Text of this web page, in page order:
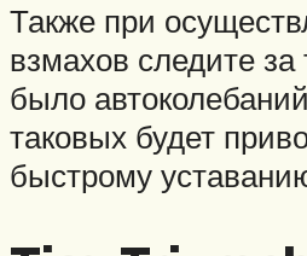
Также при
взмахов следите
было
таковых будет
быстрому